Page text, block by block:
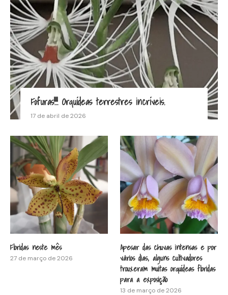
Fofuras!!!! Orquídeas terrestres incríveis.
17 de abril de 2026
Floridas neste mês
27 de março de 2026
Apesar das chuvas intensas e por
vários dias, alguns cultivadores
trouxeram muitas orquídeas floridas
para a exposição
13 de março de 2026